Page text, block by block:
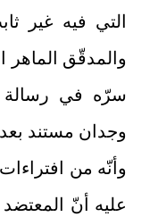
التي فيه غير
والمدقّق
سرّه في رسالة
وجدان مستند بعد
وأنّه من افتراءات
عليه أنّ